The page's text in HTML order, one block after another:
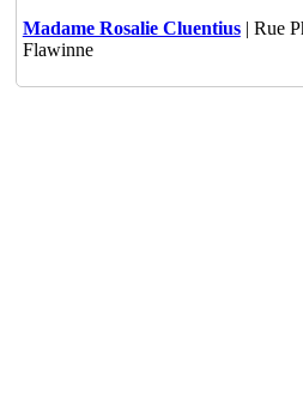
Madame Rosalie Cluentius| Rue
Flawinne